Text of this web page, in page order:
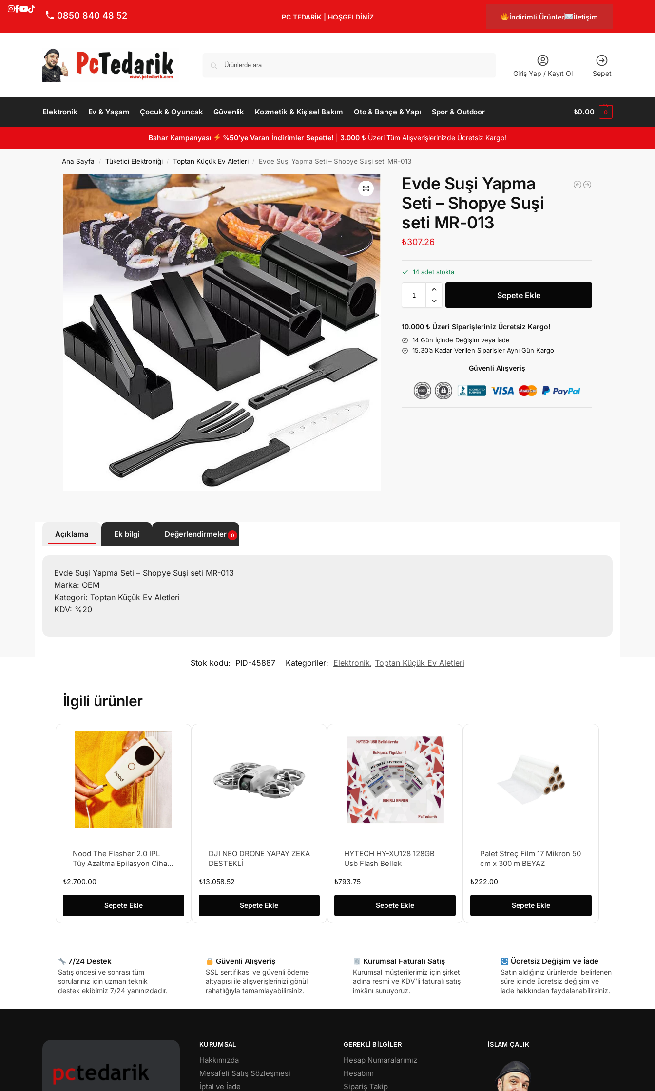
0850 840 48 52 PC TEDARİK | HOŞGELDİNİZ İndirimli Ürünler İletişim
Giriş Yap / Kayıt Ol Sepet
Elektronik Ev & Yaşam Çocuk & Oyuncak Güvenlik Kozmetik & Kişisel Bakım Oto & Bahçe & Yapı Spor & Outdoor ₺0.00 0
Bahar Kampanyası %50’ye Varan İndirimler Sepette! |3.000 ₺ Üzeri Tüm Alışverişlerinizde Ücretsiz Kargo!
Ana Sayfa / Tüketici Elektroniği / Toptan Küçük Ev Aletleri / Evde Suşi Yapma Seti – Shopye Suşi seti MR-013
Evde Suşi Yapma
Seti – Shopye Suşi
seti MR-013
₺307.26
14 adet stokta
Sepete Ekle
10.000 ₺ Üzeri Siparişleriniz Ücretsiz Kargo!
14 Gün İçinde Değişim veya İade
15.30’a Kadar Verilen Siparişler Aynı Gün Kargo
Güvenli Alışveriş
Açıklama Ek bilgi Değerlendirmeler 0
Evde Suşi Yapma Seti – Shopye Suşi seti MR-013
Marka: OEM
Kategori: Toptan Küçük Ev Aletleri
KDV: %20
Stok kodu: PID-45887 Kategoriler: Elektronik, Toptan Küçük Ev Aletleri
İlgili ürünler
Nood The Flasher 2.0 IPL
Tüy Azaltma Epilasyon Cihazı
₺2.700.00
Sepete Ekle
DJI NEO DRONE YAPAY ZEKA
DESTEKLİ
₺13.058.52
Sepete Ekle
HYTECH HY-XU128 128GB
Usb Flash Bellek
₺793.75
Sepete Ekle
Palet Streç Film 17 Mikron 50
cm x 300 m BEYAZ
₺222.00
Sepete Ekle
7/24 Destek
Satış öncesi ve sonrası tüm
sorularınız için uzman teknik
destek ekibimiz 7/24 yanınızdadır.
Güvenli Alışveriş
SSL sertifikası ve güvenli ödeme
altyapısı ile alışverişlerinizi gönül
rahatlığıyla tamamlayabilirsiniz.
Kurumsal Faturalı Satış
Kurumsal müşterilerimiz için şirket
adına resmi ve KDV’li faturalı satış
imkânı sunuyoruz.
Ücretsiz Değişim ve İade
Satın aldığınız ürünlerde, belirlenen
süre içinde ücretsiz değişim ve
iade hakkından faydalanabilirsiniz.
KURUMSAL
Hakkımızda
Mesafeli Satış Sözleşmesi
İptal ve İade
GEREKLİ BİLGİLER
Hesap Numaralarımız
Hesabım
Sipariş Takip
İSLAM ÇALIK